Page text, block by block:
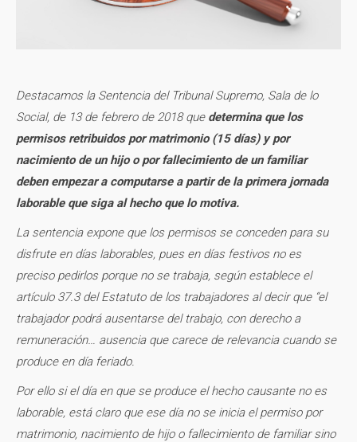
Destacamos la Sentencia del Tribunal Supremo, Sala de lo
Social, de 13 de febrero de 2018 que determina que los
permisos retribuidos por matrimonio (15 días) y por
nacimiento de un hijo o por fallecimiento de un familiar
deben empezar a computarse a partir de la primera jornada
laborable que siga al hecho que lo motiva.
La sentencia expone que los permisos se conceden para su
disfrute en días laborables, pues en días festivos no es
preciso pedirlos porque no se trabaja, según establece el
artículo 37.3 del Estatuto de los trabajadores al decir que “el
trabajador podrá ausentarse del trabajo, con derecho a
remuneración… ausencia que carece de relevancia cuando se
produce en día feriado.
Por ello si el día en que se produce el hecho causante no es
laborable, está claro que ese día no se inicia el permiso por
matrimonio, nacimiento de hijo o fallecimiento de familiar sino